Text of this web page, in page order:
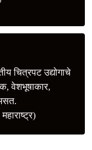
चित्रपट उद्योगाचे
वेशभूषाकार,